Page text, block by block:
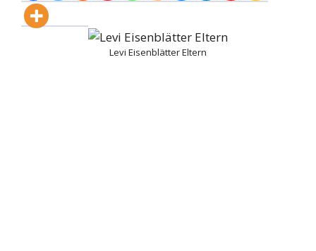
Levi Eisenblätter Eltern